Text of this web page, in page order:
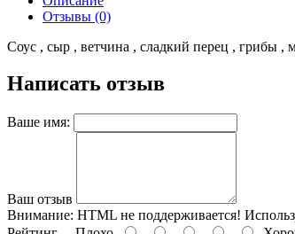
Отзывы (0)
Соус , сыр , ветчина , сладкий перец , грибы ,
Написать отзыв
Ваше имя:
Ваш отзыв
Внимание: HTML не поддерживается!